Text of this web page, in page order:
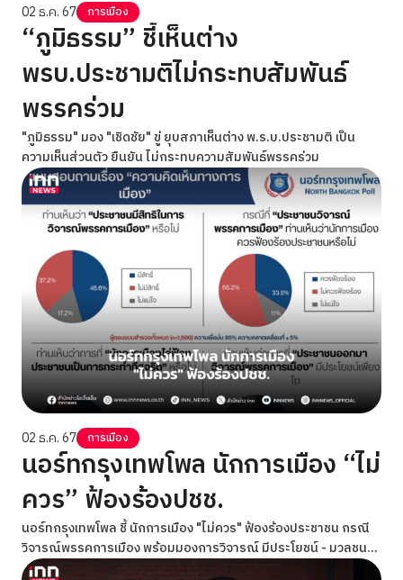
02 ธ.ค. 67 การเมือง
“ภูมิธรรม” ชี้เห็นต่าง
พรบ.ประชามติไม่กระทบสัมพันธ์
พรรคร่วม
"ภูมิธรรม" มอง "เชิดชัย" ขู่ ยุบสภาเห็นต่าง พ.ร.บ.ประชามติ เป็น
ความเห็นส่วนตัว ยืนยัน ไม่กระทบความสัมพันธ์พรรคร่วม
02 ธ.ค. 67 การเมือง
นอร์ทกรุงเทพโพล นักการเมือง “ไม่
ควร” ฟ้องร้องปชช.
นอร์ทกรุงเทพโพล ชี้ นักการเมือง "ไม่ควร" ฟ้องร้องประชาชน กรณี
วิจารณ์พรรคการเมือง พร้อมมองการวิจารณ์ มีประโยชน์ - มวลชนมี
สิทธิ์ออกเสียง